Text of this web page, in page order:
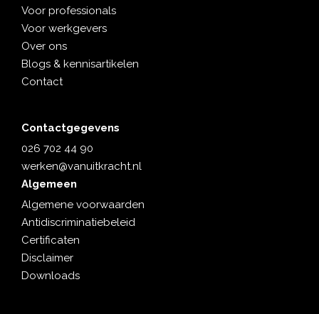
Voor professionals
Voor werkgevers
Over ons
Blogs & kennisartikelen
Contact
Contactgegevens
026 702 44 90
werken@vanuitkracht.nl
Algemeen
Algemene voorwaarden
Antidiscriminatiebeleid
Certificaten
Disclaimer
Downloads